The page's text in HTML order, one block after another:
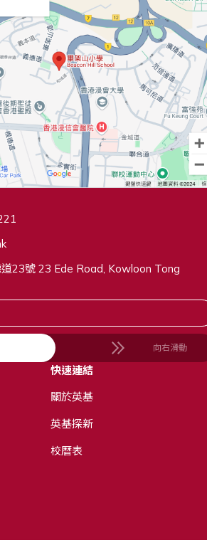
23號 23 Ede Road, Kowloon Tong
向右滑動
快速連結
關於英基
英基探新
校曆表